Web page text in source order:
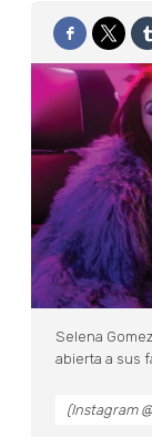
Selena
abierta a sus
(Instagram